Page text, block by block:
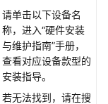
请单击以下设备名
称，进入“硬件安装
与维护指南”手册，
查看对应设备款型的
安装指导。
若无法找到，请在搜